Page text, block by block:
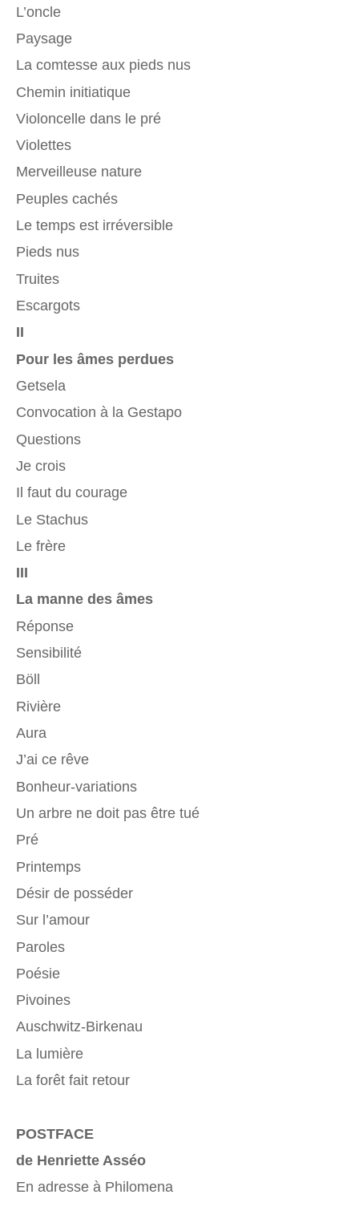
L’oncle
Paysage
La comtesse aux pieds nus
Chemin initiatique
Violoncelle dans le pré
Violettes
Merveilleuse nature
Peuples cachés
Le temps est irréversible
Pieds nus
Truites
Escargots
II
Pour les âmes perdues
Getsela
Convocation à la Gestapo
Questions
Je crois
Il faut du courage
Le Stachus
Le frère
III
La manne des âmes
Réponse
Sensibilité
Böll
Rivière
Aura
J’ai ce rêve
Bonheur-variations
Un arbre ne doit pas être tué
Pré
Printemps
Désir de posséder
Sur l’amour
Paroles
Poésie
Pivoines
Auschwitz-Birkenau
La lumière
La forêt fait retour
POSTFACE
de Henriette Asséo
En adresse à Philomena